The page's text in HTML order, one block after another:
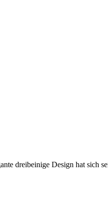
dreibeinige Design hat sich